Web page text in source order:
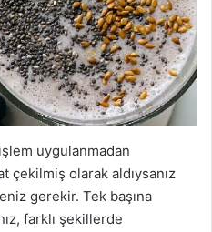
uygulanmadan
olarak aldıysanız
gerekir. Tek başına
farklı şekillerde